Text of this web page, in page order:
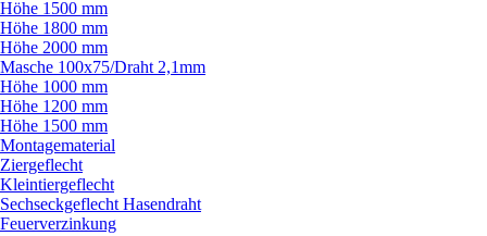
Höhe 1500 mm
Höhe 1800 mm
Höhe 2000 mm
Masche 100x75/Draht 2,1mm
Höhe 1000 mm
Höhe 1200 mm
Höhe 1500 mm
Montagematerial
Ziergeflecht
Kleintiergeflecht
Sechseckgeflecht Hasendraht
Feuerverzinkung